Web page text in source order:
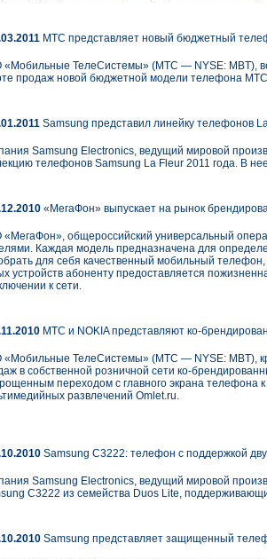
МТС представляет новый бюджетный
ТелеСистемы» (МТС — NYSE: MBT),
продаж новой бюджетной модели телефона
Samsung представил линейку телефонов
Samsung Electronics, ведущий мировой
телефонов Samsung La Fleur 2011 года. В
«МегаФон» выпускает на рынок
общероссийский универсальный
Каждая модель предназначена для
для себя качественный мобильный
устройств абоненту предоставляется
к сети.
МТС и NOKIA представляют ко-
ТелеСистемы» (МТС — NYSE: MBT),
в собственной розничной сети ко-
переходом с главного экрана телефона
развлечений Оmlet.ru.
Samsung C3222: телефон с поддержкой
Samsung Electronics, ведущий мировой
C3222 из семейства Duos Lite,
Samsung представляет защищенный